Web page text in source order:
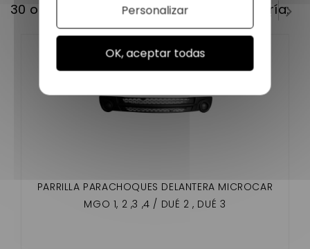
30 otros productos en la misma categoría:
PARRILLA PARACHOQUES DELANTERA MICROCAR
MGO 1, 2 ,3 ,4 / DUÉ 2 , DUÉ 3
OK, aceptar todas
Personalizar